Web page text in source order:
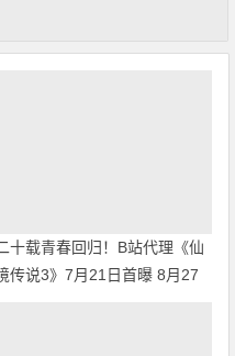
十载青春回归！B站代理《仙
传说3》7月21日首曝 8月27